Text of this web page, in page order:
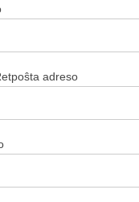
adreso